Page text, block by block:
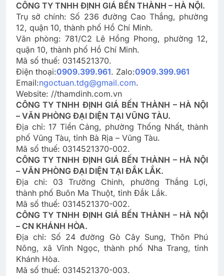
CÔNG TY TNHH ĐỊNH GIÁ BẾN THÀNH – HÀ NỘI.
Trụ sở chính: Số 236 đường Cao Thắng, phường
12, quận 10, thành phố Hồ Chí Minh.
Văn phòng: 781/C2 Lê Hồng Phong, phường 12,
quận 10, thành phố Hồ Chí Minh.
Mã số thuế: 0314521370.
Điện thoại:0909.399.961. Zalo:0909.399.961
Email:ngoctuan.tdg@gmail.com.
Website: //thamdinh.com.vn
CÔNG TY TNHH ĐỊNH GIÁ BẾN THÀNH – HÀ NỘI
– VĂN PHÒNG ĐẠI DIỆN TẠI VŨNG TÀU.
Địa chỉ: 17 Tiền Cảng, phường Thống Nhất, thành
phố Vũng Tàu, tỉnh Bà Rịa – Vũng Tàu.
Mã số thuế: 0314521370-002.
CÔNG TY TNHH ĐỊNH GIÁ BẾN THÀNH – HÀ NỘI
– VĂN PHÒNG ĐẠI DIỆN TẠI ĐẮK LẮK.
Địa chỉ: 03 Trường Chinh, phường Thắng Lợi,
thành phố Buôn Ma Thuột, tỉnh Đắk Lắk.
Mã số thuế: 0314521370-002.
CÔNG TY TNHH ĐỊNH GIÁ BẾN THÀNH – HÀ NỘI
– CN KHÁNH HÒA.
Địa chỉ: Số 24 đường Gò Cây Sung, Thôn Phú
Nông, xã Vĩnh Ngọc, thành phố Nha Trang, tỉnh
Khánh Hòa.
Mã số thuế: 0314521370-003.